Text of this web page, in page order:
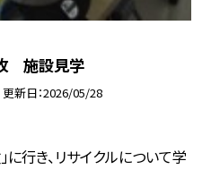
施設見学
更新日 2026/05/28
行き、リサイクルについて学